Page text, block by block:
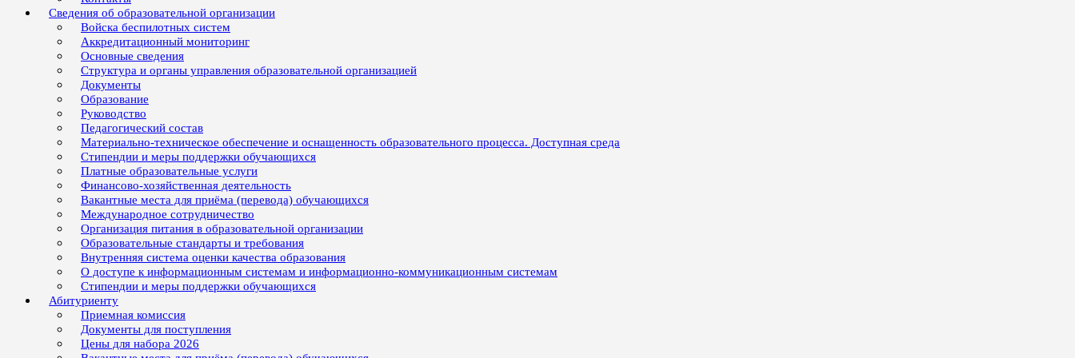
Сведения об образовательной организации
Войска беспилотных систем
Аккредитационный мониторинг
Основные сведения
Структура и органы управления образовательной организацией
Документы
Образование
Руководство
Педагогический состав
Материально-техническое обеспечение и оснащенность образовательного процесса. Доступная среда
Стипендии и меры поддержки обучающихся
Платные образовательные услуги
Финансово-хозяйственная деятельность
Вакантные места для приёма (перевода) обучающихся
Международное сотрудничество
Организация питания в образовательной организации
Образовательные стандарты и требования
Внутренняя система оценки качества образования
О доступе к информационным системам и информационно-коммуникационным системам
Стипендии и меры поддержки обучающихся
Абитуриенту
Приемная комиссия
Документы для поступления
Цены для набора 2026